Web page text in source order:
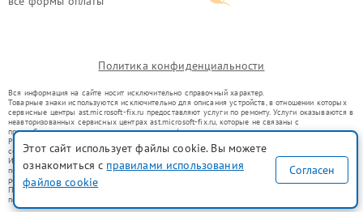
Политика конфиденциальности
Вся информация на сайте носит исключительно справочный характер.
Товарные знаки используются исключительно для описания устройств, в отношении которых
сервисные центры ast.microsoft-fix.ru предоставляют услуги по ремонту. Услуги оказываются в
неавторизованных сервисных центрах ast.microsoft-fix.ru, которые не связаны с
правообладателями товарных знаков или их официальными представителями.
Ремонт осуществляется для устройств, уже введенных в гражданский оборот в соответствии
со статьей 1487 ГК РФ.
Использование товарных знаков не преследует цели индивидуализации услуг или введения
потребителей в заблуждение, а служит для информирования о предоставляемых услугах по
ремонту техники указанных брендов.
Представленная на сайте информация не является публичной офертой, определяемой
положениями Статьи 437(2) Гражданского кодекса РФ
Этот сайт использует файлы cookie. Вы можете
ознакомиться с правилами использования
файлов cookie
Согласен